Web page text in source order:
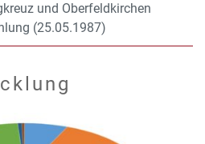
und Oberfeldkirchen
(25.05.1987)